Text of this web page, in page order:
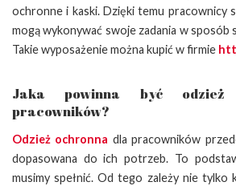
ochronne i kaski. Dzięki temu pracownicy
mogą wykonywać swoje zadania w sposób
Takie wyposażenie można kupić w firmie
Jaka powinna być odzież
pracowników?
Odzież ochronna dla pracowników
dopasowana do ich potrzeb. To
musimy spełnić. Od tego zależy nie